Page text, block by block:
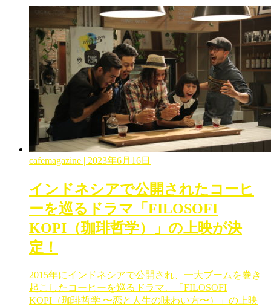
cafemagazine | 2023年6月16日
インドネシアで公開されたコーヒ
ーを巡るドラマ「FILOSOFI
KOPI（珈琲哲学）」の上映が決
定！
2015年にインドネシアで公開され、一大ブームを巻き
起こしたコーヒーを巡るドラマ、「FILOSOFI
KOPI（珈琲哲学 〜恋と人生の味わい方〜）」の上映